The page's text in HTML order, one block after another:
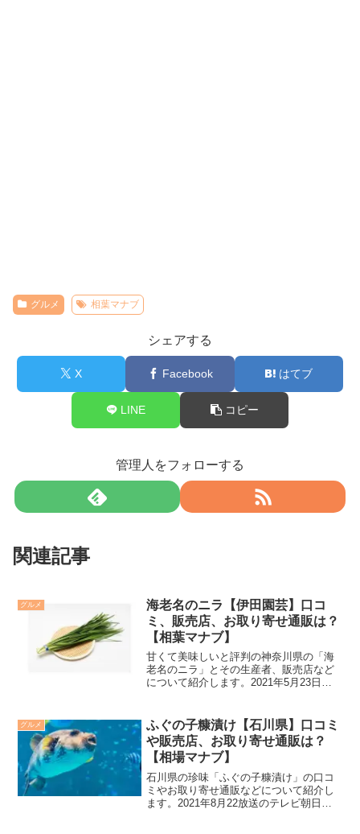
グルメ 相葉マナブ
シェアする
X Facebook はてブ
LINE コピー
管理人をフォローする
関連記事
グルメ
海老名のニラ【伊田園芸】口コ
ミ、販売店、お取り寄せ通販は？
【相葉マナブ】
甘くて美味しいと評判の神奈川県の「海
老名のニラ」とその生産者、販売店など
について紹介します。2021年5月23日放
グルメ
ふぐの子糠漬け【石川県】口コミ
や販売店、お取り寄せ通販は？
【相場マナブ】
石川県の珍味「ふぐの子糠漬け」の口コ
ミやお取り寄せ通販などについて紹介し
ます。2021年8月22放送のテレビ朝日